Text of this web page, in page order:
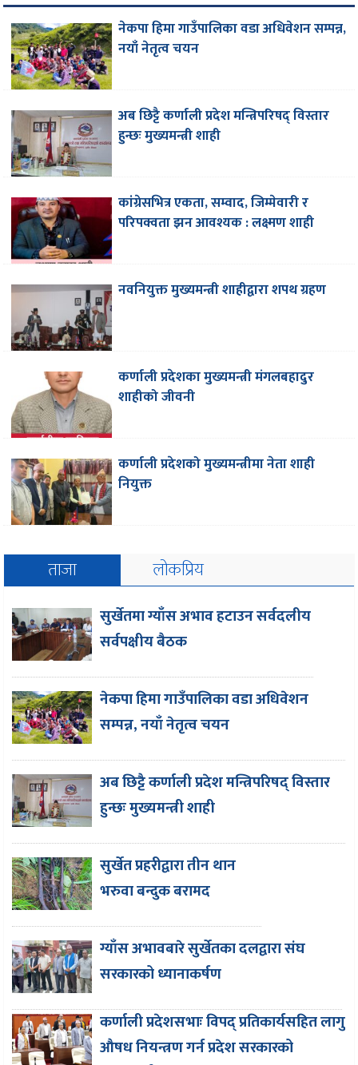
नेकपा हिमा गाउँपालिका वडा अधिवेशन सम्पन्न,
नयाँ नेतृत्व चयन
अब छिट्टै कर्णाली प्रदेश मन्त्रिपरिषद् विस्तार
हुन्छः मुख्यमन्त्री शाही
कांग्रेसभित्र एकता, सम्वाद, जिम्मेवारी र
परिपक्वता झन आवश्यक : लक्ष्मण शाही
नवनियुक्त मुख्यमन्त्री शाहीद्वारा शपथ ग्रहण
कर्णाली प्रदेशका मुख्यमन्त्री मंगलबहादुर
शाहीको जीवनी
कर्णाली प्रदेशको मुख्यमन्त्रीमा नेता शाही
नियुक्त
ताजा लोकप्रिय
सुर्खेतमा ग्याँस अभाव हटाउन सर्वदलीय
सर्वपक्षीय बैठक
नेकपा हिमा गाउँपालिका वडा अधिवेशन
सम्पन्न, नयाँ नेतृत्व चयन
अब छिट्टै कर्णाली प्रदेश मन्त्रिपरिषद् विस्तार
हुन्छः मुख्यमन्त्री शाही
सुर्खेत प्रहरीद्वारा तीन थान
भरुवा बन्दुक बरामद
ग्याँस अभावबारे सुर्खेतका दलद्वारा संघ
सरकारको ध्यानाकर्षण
कर्णाली प्रदेशसभाः विपद् प्रतिकार्यसहित लागु
औषध नियन्त्रण गर्न प्रदेश सरकारको